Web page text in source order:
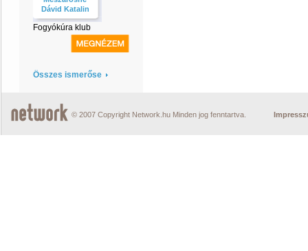
Dávid Katalin
Fogyókúra klub
Összes ismerőse
© 2007 Copyright Network.hu Minden jog fenntartva.